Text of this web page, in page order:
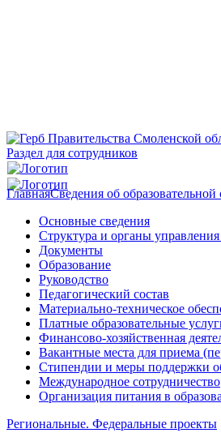
Раздел для сотрудников
ГлавнаяСведения об образовательной
Основные сведения
Структура и органы
Документы
Образование
Руководство
Педагогический состав
Материально-техническое
Платные образовательные
Финансово-хозяйственная
Вакантные места для приема
Стипендии и меры поддержки
Международное сотрудничество
Организация питания в
Региональные. Федеральные проекты